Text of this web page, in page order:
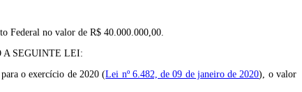
Federal no valor de R$ 40.000.000,00.
A SEGUINTE LEI:
o exercício de 2020 (Lei nº 6.482, de 09 de janeiro de 2020), o valor